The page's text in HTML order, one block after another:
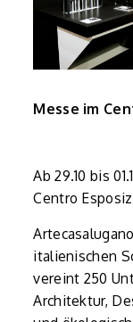
Messe im
Ab 29.10 bis
Centro
italienischen
vereint 250
Architektur,